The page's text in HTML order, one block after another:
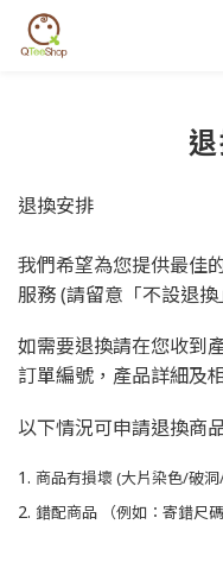
退換安排
我們希望為您提供最佳
服務 (請留意「不設退換
如需要退換請在您收到
訂單編號，產品詳細及
以下情況可申請退換商
商品有損壞 (大片染色/破
錯配商品 （例如：寄錯尺